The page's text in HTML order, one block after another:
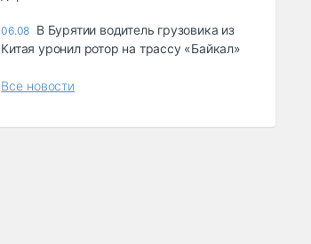
06.08 В Бурятии водитель грузовика из
Китая уронил ротор на трассу «Байкал»
Все новости